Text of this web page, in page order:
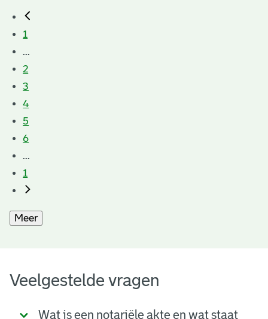
1
...
2
3
4
5
6
...
1
Meer
Veelgestelde vragen
Wat is een notariële akte en wat staat